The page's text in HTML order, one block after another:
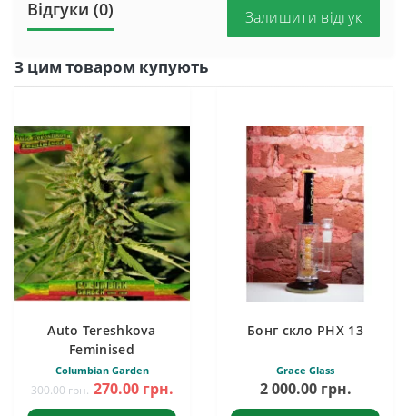
Відгуки (0) Залишити відгук
З цим товаром купують
Auto Tereshkova
Feminised
Columbian Garden
300.00 грн. 270.00 грн.
Бонг скло PHX 13
Grace Glass
2 000.00 грн.